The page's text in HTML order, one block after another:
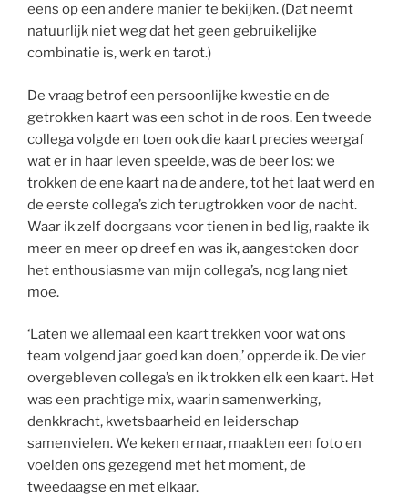
eens op een andere manier te bekijken. (Dat neemt
natuurlijk niet weg dat het geen gebruikelijke
combinatie is, werk en tarot.)
De vraag betrof een persoonlijke kwestie en de
getrokken kaart was een schot in de roos. Een tweede
collega volgde en toen ook die kaart precies weergaf
wat er in haar leven speelde, was de beer los: we
trokken de ene kaart na de andere, tot het laat werd en
de eerste collega’s zich terugtrokken voor de nacht.
Waar ik zelf doorgaans voor tienen in bed lig, raakte ik
meer en meer op dreef en was ik, aangestoken door
het enthousiasme van mijn collega’s, nog lang niet
moe.
‘Laten we allemaal een kaart trekken voor wat ons
team volgend jaar goed kan doen,’ opperde ik. De vier
overgebleven collega’s en ik trokken elk een kaart. Het
was een prachtige mix, waarin samenwerking,
denkkracht, kwetsbaarheid en leiderschap
samenvielen. We keken ernaar, maakten een foto en
voelden ons gezegend met het moment, de
tweedaagse en met elkaar.